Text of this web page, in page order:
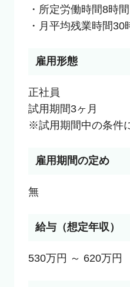
・所定労働時間8時
・月平均残業時間30
雇用形態
正社員
試用期間3ヶ月
※試用期間中の条件
雇用期間の定め
無
給与（想定年収）
530万円 ～ 620万円